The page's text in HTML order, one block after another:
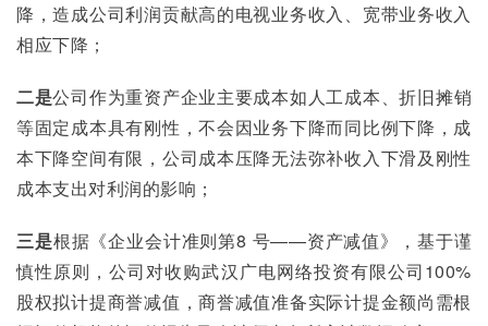
降，造成公司利润贡献高的电视业务收入、宽带业务收入
相应下降；
二是公司作为重资产企业主要成本如人工成本、折旧摊销
等固定成本具有刚性，不会因业务下降而同比例下降，成
本下降空间有限，公司成本压降无法弥补收入下滑及刚性
成本支出对利润的影响；
三是根据《企业会计准则第8 号——资产减值》，基于谨
慎性原则，公司对收购武汉广电网络投资有限公司100%
股权拟计提商誉减值，商誉减值准备实际计提金额尚需根